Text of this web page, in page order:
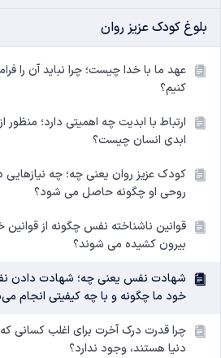
بلوغ کودک عزیز روان
عهد ما با خدا چیست؛ چرا نباید آن را
کنیم؟
ارتباط با ابدیت چه اهمیتی دارد؛ منظور
ابدی انسان چیست؟
کودک عزیز روان یعنی چه؛ چه نیازهایی
روحی او چگونه حاصل می شود؟
قوانین ناشناخته نفس چگونه از
بیرون کشیده می شوند؟
شهادت نفس یعنی چه؛ شهادت دادن
خود ما چگونه و با چه کیفیتی انجام
چرا قدرت درک آخرت برای اغلب کسانی
دنیا هستند، وجود ندارد؟